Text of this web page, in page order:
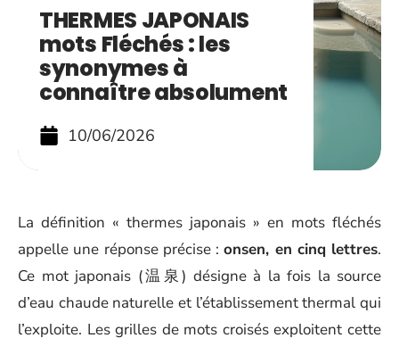
THERMES JAPONAIS
mots Fléchés : les
synonymes à
connaître absolument
10/06/2026
La définition « thermes japonais » en mots fléchés
appelle une réponse précise :onsen, en cinq lettres.
Ce mot japonais (温泉) désigne à la fois la source
d’eau chaude naturelle et l’établissement thermal qui
l’exploite. Les grilles de mots croisés exploitent cette